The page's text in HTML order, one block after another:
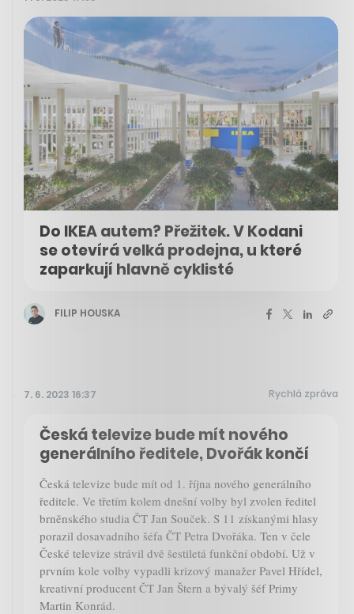
Do IKEA autem? Přežitek. V Kodani
se otevírá velká prodejna, u které
zaparkují hlavně cyklisté
FILIP HOUSKA
7. 6. 2023 16:37 Rychlá zpráva
Česká televize bude mít nového
generálního ředitele, Dvořák končí
Česká televize bude mít od 1. října nového generálního
ředitele. Ve třetím kolem dnešní volby byl zvolen ředitel
brněnského studia ČT Jan Souček. S 11 získanými hlasy
porazil dosavadního šéfa ČT Petra Dvořáka. Ten v čele
České televize strávil dvě šestiletá funkční období. Už v
prvním kole volby vypadli krizový manažer Pavel Hřídel,
kreativní producent ČT Jan Štern a bývalý šéf Primy
Martin Konrád.